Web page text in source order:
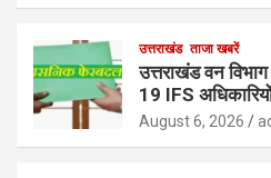
उत्तराखंड ताजा खबरें
उत्तराखंड वन
19 IFS
August 6, 2026